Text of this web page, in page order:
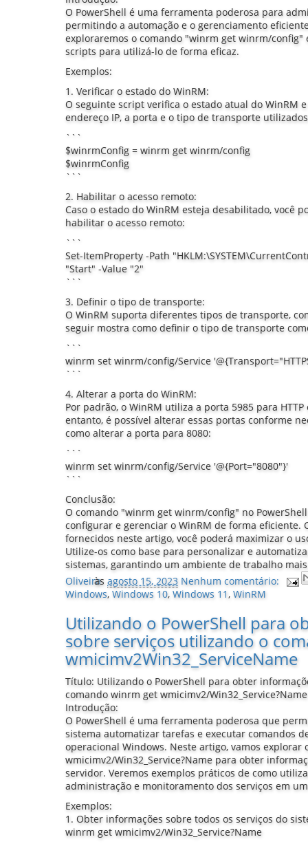
O PowerShell é uma ferramenta poderosa para
permitindo a automação e o gerenciamento
exploraremos o comando "winrm get winrm/config"
scripts para utilizá-lo de forma eficaz.
Exemplos:
1. Verificar o estado do WinRM:
O seguinte script verifica o estado atual do WinRM
endereço IP, a porta e o tipo de transporte
```
$winrmConfig = winrm get winrm/config
$winrmConfig
```
2. Habilitar o acesso remoto:
Caso o estado do WinRM esteja desabilitado, você
habilitar o acesso remoto:
```
Set-ItemProperty -Path
"Start" -Value "2"
```
3. Definir o tipo de transporte:
O WinRM suporta diferentes tipos de transporte,
seguir mostra como definir o tipo de transporte
```
winrm set winrm/config/Service
```
4. Alterar a porta do WinRM:
Por padrão, o WinRM utiliza a porta 5985 para HTTP
entanto, é possível alterar essas portas conforme
como alterar a porta para 8080:
```
winrm set winrm/config/Service '@{Port="8080"}'
```
Conclusão:
O comando "winrm get winrm/config" no
configurar e gerenciar o WinRM de forma eficiente.
fornecidos neste artigo, você poderá maximizar o
Utilize-os como base para personalizar e
sistemas, garantindo um ambiente de trabalho
Oliveira
às agosto 15, 2023 Nenhum comentário:
Windows, Windows 10, Windows 11, WinRM
Utilizando o PowerShell para
sobre serviços utilizando o
wmicimv2Win32_ServiceName
Título: Utilizando o PowerShell para obter
comando winrm get wmicimv2/Win32_Service?Name
Introdução:
O PowerShell é uma ferramenta poderosa que
sistema automatizar tarefas e executar comandos
operacional Windows. Neste artigo, vamos explorar
wmicimv2/Win32_Service?Name para obter
servidor. Veremos exemplos práticos de como
administração e monitoramento dos serviços em
Exemplos:
1. Obter informações sobre todos os serviços do
winrm get wmicimv2/Win32_Service?Name